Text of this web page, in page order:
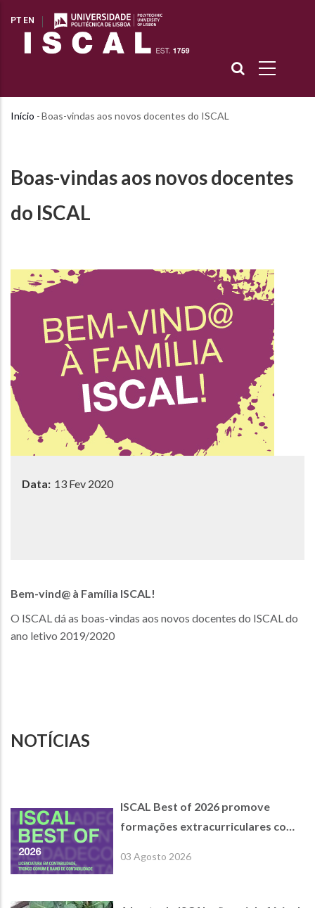
para
PT EN
Boas-vindas aos novos docentes
do ISCAL
Data: 13 Fev 2020
Bem-vind@ à Família ISCAL!
O ISCAL dá as boas-vindas aos novos docentes do ISCAL do
ano letivo 2019/2020
Navegação
Início -Boas-vindas aos novos docentes do ISCAL
NOTÍCIAS
ISCAL Best of 2026 promove
formações extracurriculares com
03 Agosto 2026